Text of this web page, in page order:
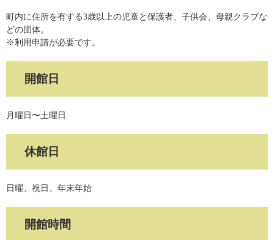
町内に住所を有する3歳以上の児童と保護者、子供会、母親クラブな
どの団体。
※利用申請が必要です。
開館日
月曜日〜土曜日
休館日
日曜、祝日、年末年始
開館時間